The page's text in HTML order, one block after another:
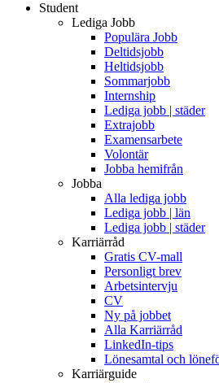
Student
Lediga Jobb
Populära Jobb
Deltidsjobb
Heltidsjobb
Sommarjobb
Internship
Lediga jobb | städer
Extrajobb
Examensarbete
Volontär
Jobba hemifrån
Jobba
Alla lediga jobb
Lediga jobb | län
Lediga jobb | städer
Karriärråd
Gratis CV-mall
Personligt brev
Arbetsintervju
CV
Ny på jobbet
Alla Karriärråd
LinkedIn-tips
Lönesamtal och
Karriärguide